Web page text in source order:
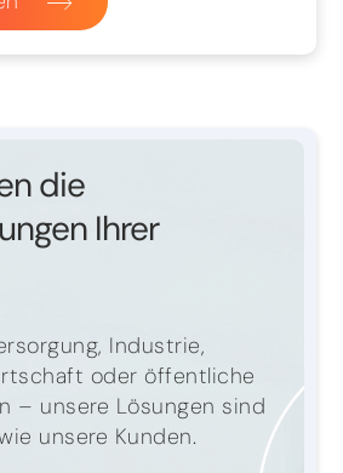
die
Ihrer
Industrie,
oder öffentliche
– unsere Lösungen sind
unsere Kunden.